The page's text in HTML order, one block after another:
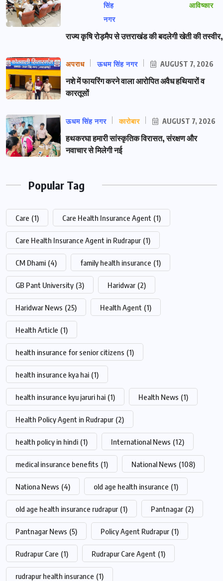
सिंह
नगर
आविष्कार
राज्य कृषि रोड़मैप से उत्तराखंड की बदलेगी खेती की तस्वीर,
अपराध ऊधम सिंह नगर AUGUST 7, 2026
नशे में फायरिंग करने वाला आरोपित अवैध हथियारों व
कारतूसों
ऊधम सिंह नगर कारोबार AUGUST 7, 2026
हथकरघा हमारी सांस्कृतिक विरासत, संरक्षण और
नवाचार से मिलेगी नई
Popular Tag
Care (1) Care Health Insurance Agent (1)
Care Health Insurance Agent in Rudrapur (1)
CM Dhami (4) family health insurance (1)
GB Pant University (3) Haridwar (2)
Haridwar News (25) Health Agent (1)
Health Article (1)
health insurance for senior citizens (1)
health insurance kya hai (1)
health insurance kyu jaruri hai (1) Health News (1)
Health Policy Agent in Rudrapur (2)
health policy in hindi (1) International News (12)
medical insurance benefits (1) National News (108)
Nationa News (4) old age health insurance (1)
old age health insurance rudrapur (1) Pantnagar (2)
Pantnagar News (5) Policy Agent Rudrapur (1)
Rudrapur Care (1) Rudrapur Care Agent (1)
rudrapur health insurance (1)